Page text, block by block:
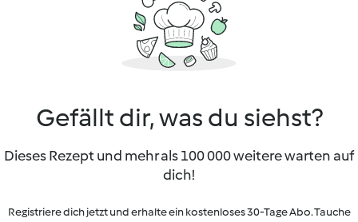
Gefällt dir, was du siehst?
Dieses Rezept und mehr als 100 000 weitere warten auf
dich!
Registriere dich jetzt und erhalte ein kostenloses 30-Tage Abo. Tauche